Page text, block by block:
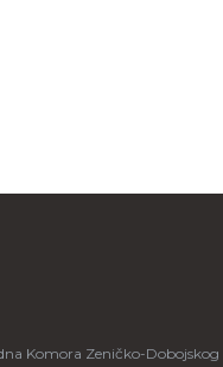
Komora Zeničko-